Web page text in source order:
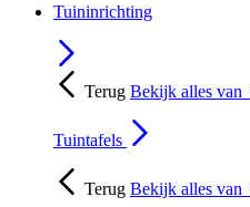
Tuininrichting
Terug Bekijk alles van
Tuintafels
Terug Bekijk alles van